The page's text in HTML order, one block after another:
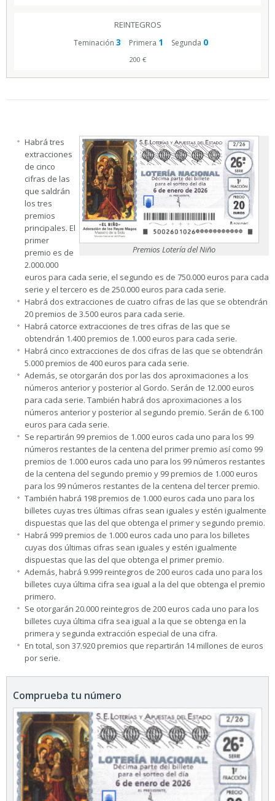
REINTEGROS
Teminación 3 Primera 1 Segunda 0
200 €
Premios Lotería del Niño
Habrá tres
extracciones
de cinco
cifras de las
que saldrán
los tres
premios
principales. El
primer
premio es de
2.000.000
euros para cada serie, el segundo es de 750.000 euros para cada
serie y el tercero es de 250.000 euros para cada serie.
Habrá dos extracciones de cuatro cifras de las que se obtendrán
20 premios de 3.500 euros para cada serie.
Habrá catorce extracciones de tres cifras de las que se
obtendrán 1.400 premios de 1.000 euros para cada serie.
Habrá cinco extracciones de dos cifras de las que se obtendrán
5.000 premios de 400 euros para cada serie.
Además, se otorgarán dos por las dos aproximaciones a los
números anterior y posterior al Gordo. Serán de 12.000 euros
para cada serie. También habrá dos aproximaciones a los
números anterior y posterior al segundo premio. Serán de 6.100
euros para cada serie.
Se repartirán 99 premios de 1.000 euros cada uno para los 99
números restantes de la centena del primer premio así como 99
premios de 1.000 euros cada uno para los 99 números restantes
de la centena del segundo premio y 99 premios de 1.000 euros
para los 99 números restantes de la centena del tercer premio.
También habrá 198 premios de 1.000 euros cada uno para los
billetes cuyas tres últimas cifras sean iguales y estén igualmente
dispuestas que las del que obtenga el primer y segundo premio.
Habrá 999 premios de 1.000 euros cada uno para los billetes
cuyas dos últimas cifras sean iguales y estén igualmente
dispuestas que las del que obtenga el primer premio.
Además, habrá 9.999 reintegros de 200 euros cada uno para los
billetes cuya última cifra sea igual a la del que obtenga el premio
primero.
Se otorgarán 20.000 reintegros de 200 euros cada uno para los
billetes cuya última cifra sea igual a la que se obtenga en la
primera y segunda extracción especial de una cifra.
En total, son 37.920 premios que repartirán 14 millones de euros
por serie.
Comprueba tu número